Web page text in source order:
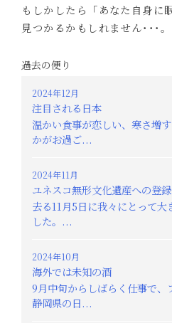
もしかしたら「あなた自身に
見つかるかもしれません･･･。
過去の便り
2024年12月
注目される日本
温かい食事が恋しい、寒さ増
かがお過ご...
2024年11月
ユネスコ無形文化遺産への登
去る11月5日に我々にとって大
した。...
2024年10月
海外では未知の酒
9月中旬からしばらく仕事で、
静岡県の日...